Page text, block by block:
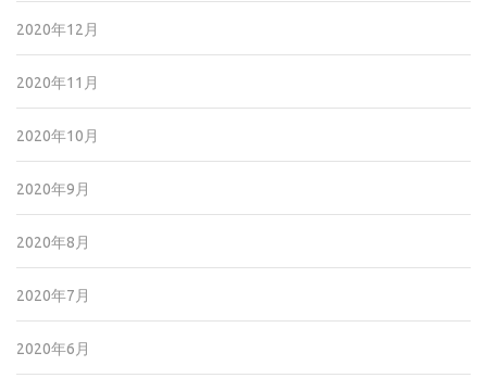
2020年12月
2020年11月
2020年10月
2020年9月
2020年8月
2020年7月
2020年6月